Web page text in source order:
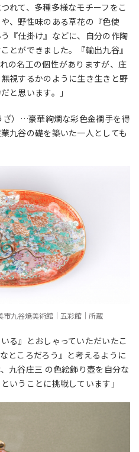
れて、多種多様なモチーフをこ
、野性味のある草花の『色使
『仕掛け』などに、自分の作陶
とができました。『輸出九谷』
の名工の個性がありますが、庄
視するかのように生き生きと野
と思います。」
）
…豪華絢爛な彩色金襴手を得
九谷の礎を築いた一人としても
九谷焼美術館｜五彩館｜所蔵
る』とおしゃっていただいたこ
ところだろう』と考えるように
九谷庄三 の色絵飾り壺を自分な
いうことに挑戦しています」